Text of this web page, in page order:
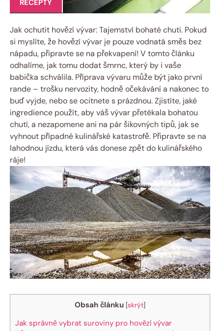
RECEPTY
Jak ochutit hovězí vývar: Tajemství bohaté chuti. Pokud
si myslíte, že hovězí vývar je pouze vodnatá směs bez
nápadu, připravte se na překvapení! V tomto článku
odhalíme, jak tomu dodat šmrnc, který by i vaše
babička schválila. Příprava vývaru může být jako první
rande – trošku nervozity, hodně očekávání a nakonec to
buď vyjde, nebo se ocitnete s prázdnou. Zjistíte, jaké
ingredience použít, aby váš vývar přetékala bohatou
chutí, a nezapomene ani na pár šikovných tipů, jak se
vyhnout případné kulinářské katastrofě. Připravte se na
lahodnou jízdu, která vás donese zpět do kulinářského
ráje!
Obsah článku [skrýt]
Jak správně vybrat suroviny pro hovězí vývar